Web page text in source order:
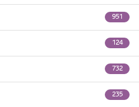
951
124
732
235